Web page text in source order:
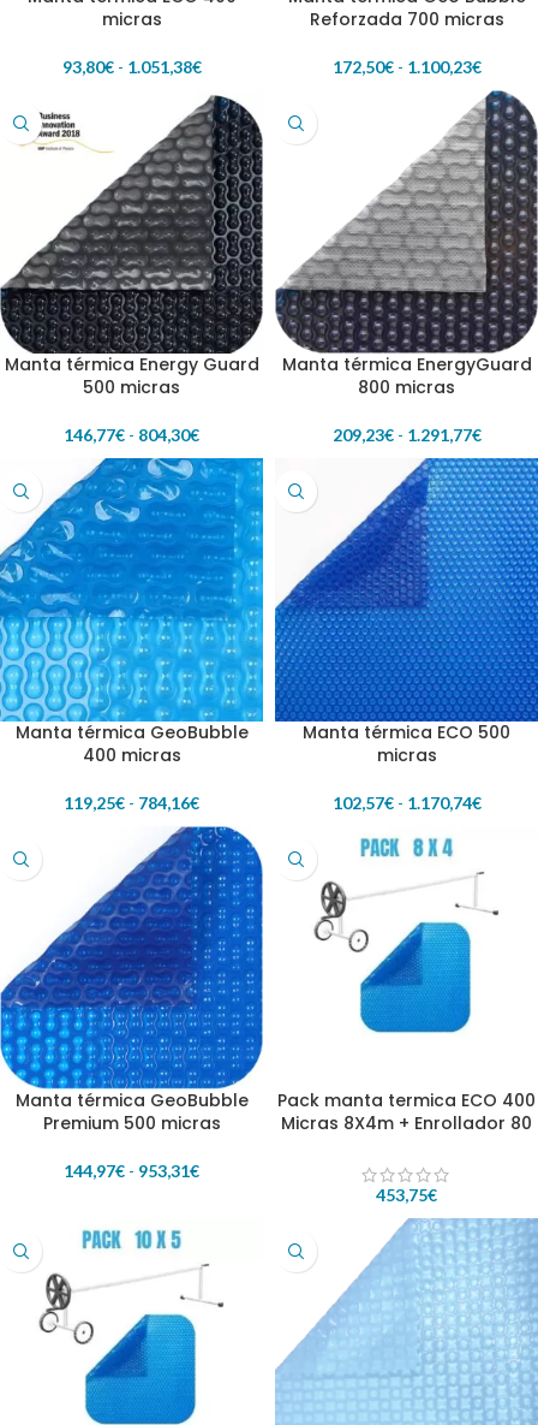
micras
93,80€ - 1.051,38€
Reforzada 700 micras
172,50€ - 1.100,23€
Manta térmica Energy Guard
500 micras
146,77€ - 804,30€
Manta térmica EnergyGuard
800 micras
209,23€ - 1.291,77€
Manta térmica GeoBubble
400 micras
119,25€ - 784,16€
Manta térmica ECO 500
micras
102,57€ - 1.170,74€
Manta térmica GeoBubble
Premium 500 micras
144,97€ - 953,31€
Pack manta termica ECO 400
Micras 8X4m + Enrollador 80
453,75€